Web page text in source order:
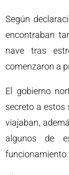
Según
encontraban
nave tras
comenzaron a
El gobierno
secreto a estos
viajaban,
algunos de
funcionamiento